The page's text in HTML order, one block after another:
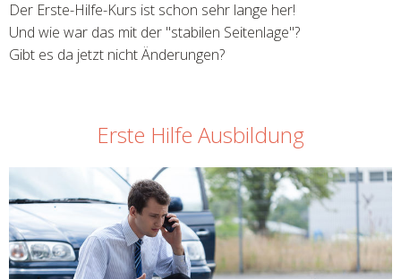
Der Erste-Hilfe-Kurs ist schon sehr lange her!
Und wie war das mit der "stabilen Seitenlage"?
Gibt es da jetzt nicht Änderungen?
Erste Hilfe Ausbildung